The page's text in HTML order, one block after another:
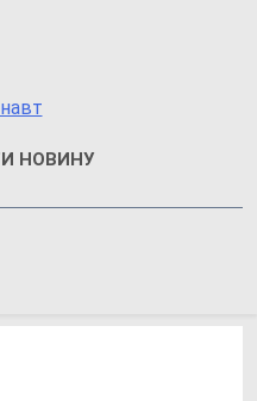
Українського
НОВИНУ